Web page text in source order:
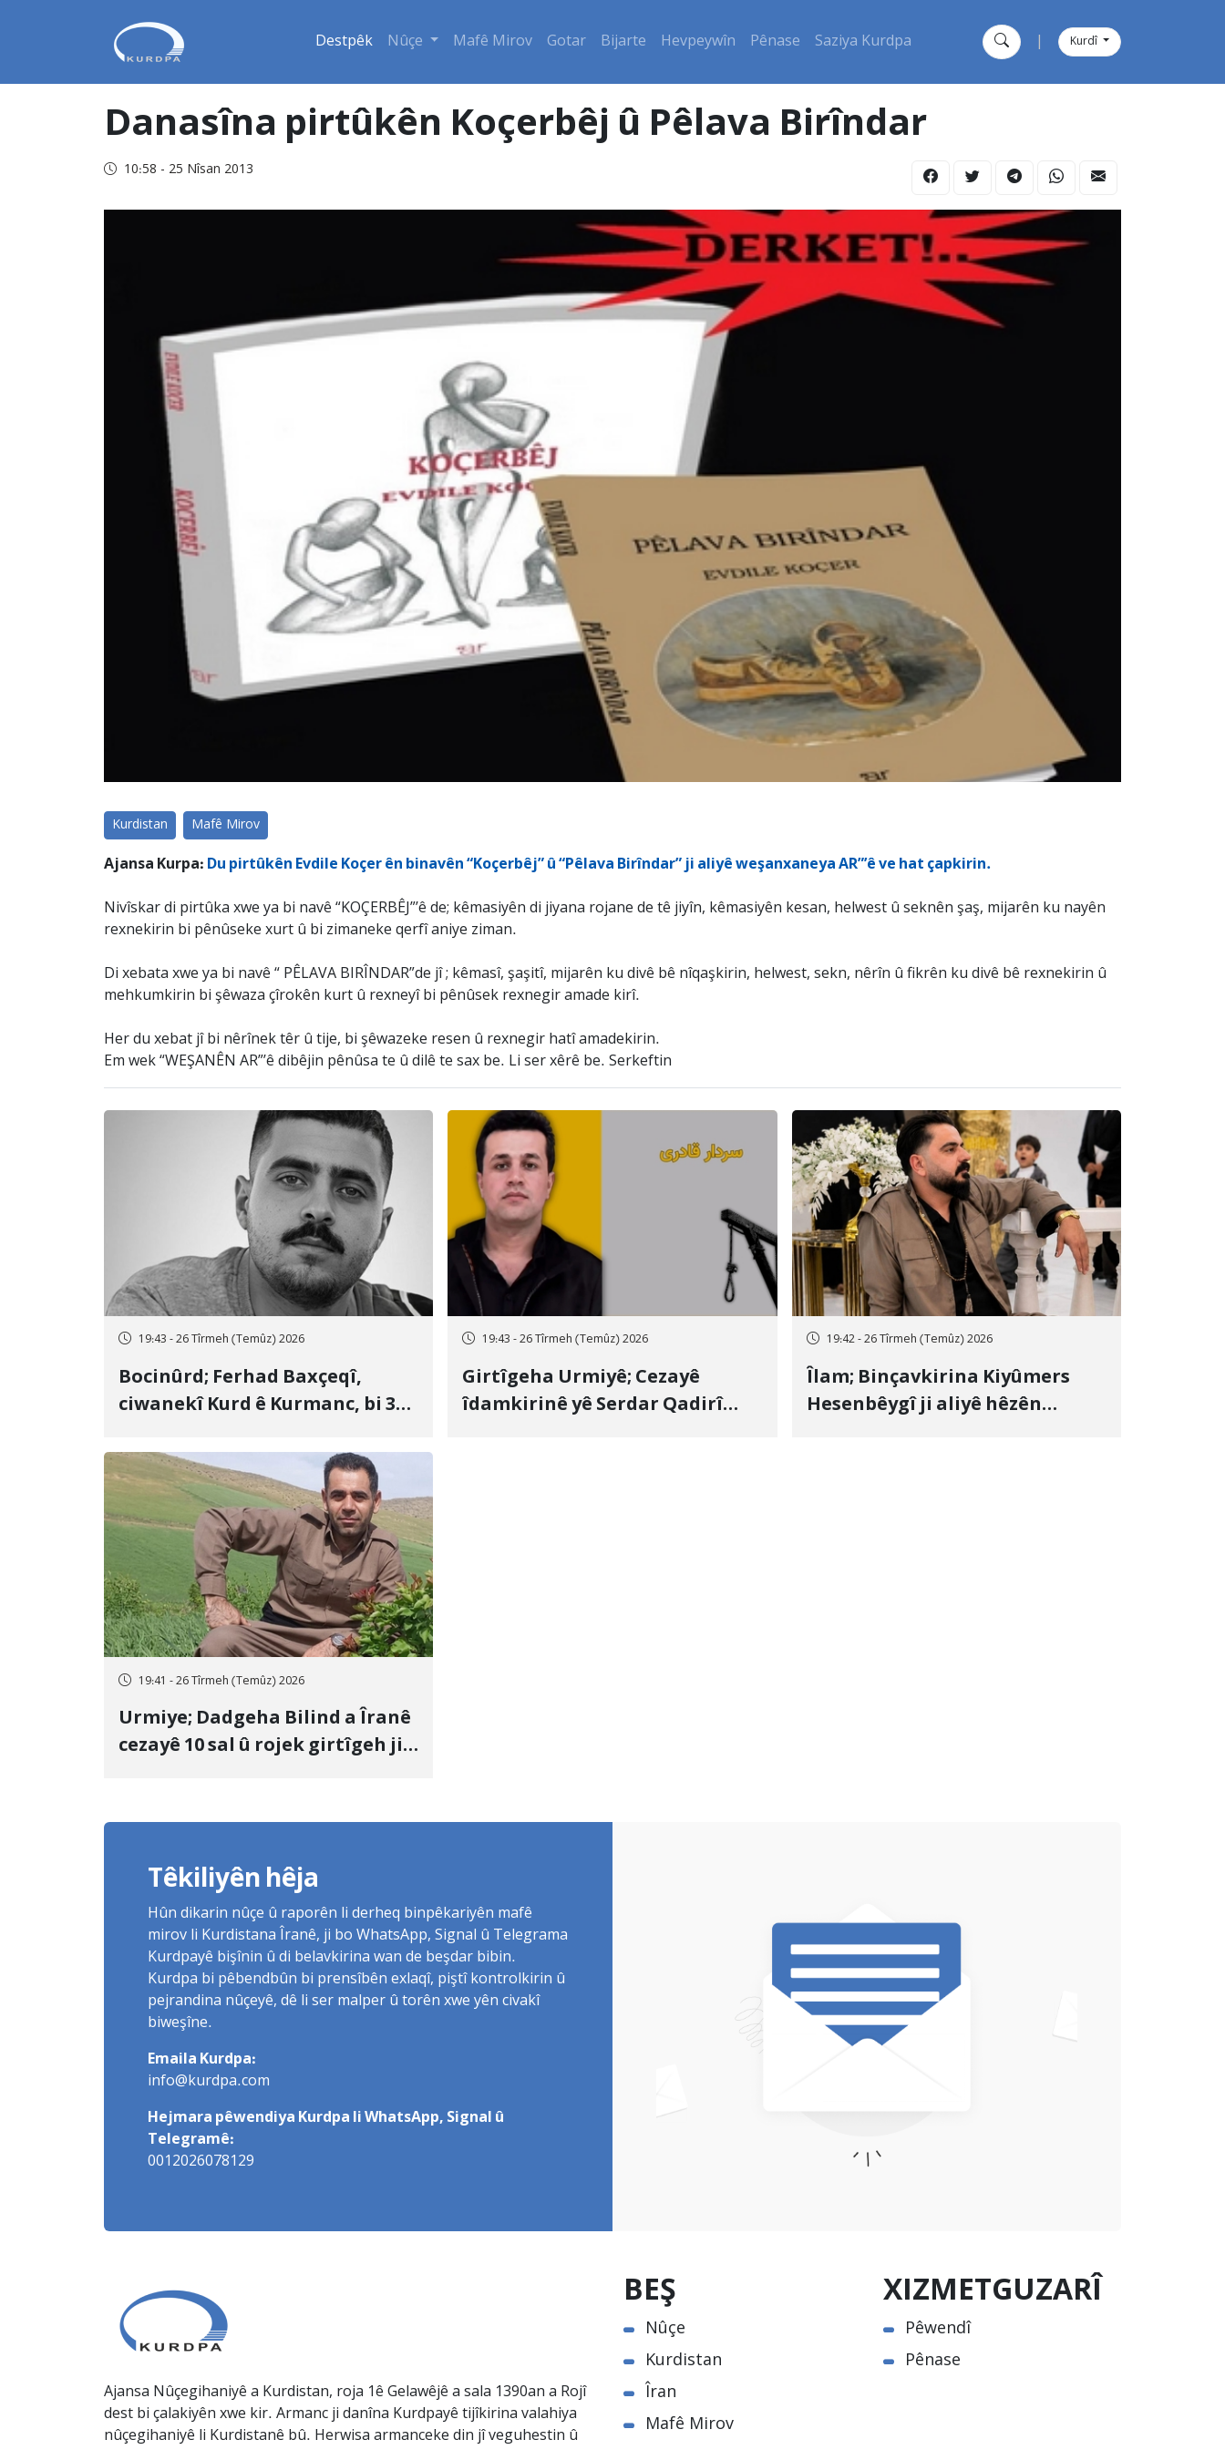
Destpêk Nûçe Mafê Mirov Gotar Bijarte Hevpeywîn Pênase Saziya Kurdpa Kurdî
Danasîna pirtûkên Koçerbêj û Pêlava Birîndar
10:58 - 25 Nîsan 2013
Kurdistan Mafê Mirov
Ajansa Kurpa: Du pirtûkên Evdile Koçer ên binavên “Koçerbêj” û “Pêlava Birîndar” ji aliyê weşanxaneya AR”’ê ve hat çapkirin.
Nivîskar di pirtûka xwe ya bi navê “KOÇERBÊJ”’ê de; kêmasiyên di jiyana rojane de tê jiyîn, kêmasiyên kesan, helwest û seknên şaş, mijarên ku nayên
rexnekirin bi pênûseke xurt û bi zimaneke qerfî aniye ziman.
Di xebata xwe ya bi navê “ PÊLAVA BIRÎNDAR”de jî ; kêmasî, şaşitî, mijarên ku divê bê nîqaşkirin, helwest, sekn, nêrîn û fikrên ku divê bê rexnekirin û
mehkumkirin bi şêwaza çîrokên kurt û rexneyî bi pênûsek rexnegir amade kirî.
Her du xebat jî bi nêrînek têr û tije, bi şêwazeke resen û rexnegir hatî amadekirin.
Em wek “WEŞANÊN AR”’ê dibêjin pênûsa te û dilê te sax be. Li ser xêrê be. Serkeftin
19:43 - 26 Tîrmeh (Temûz) 2026
Bocinûrd; Ferhad Baxçeqî,
ciwanekî Kurd ê Kurmanc, bi 3
cezakirin
19:43 - 26 Tîrmeh (Temûz) 2026
Girtîgeha Urmiyê; Cezayê
îdamkirinê yê Serdar Qadirî
19:42 - 26 Tîrmeh (Temûz) 2026
Îlam; Binçavkirina Kiyûmers
Hesenbêygî ji aliyê hêzên
19:41 - 26 Tîrmeh (Temûz) 2026
Urmiye; Dadgeha Bilind a Îranê
cezayê 10 sal û rojek girtîgeh ji
Têkiliyên hêja
Hûn dikarin nûçe û raporên li derheq binpêkariyên mafê
mirov li Kurdistana Îranê, ji bo WhatsApp, Signal û Telegrama
Kurdpayê bişînin û di belavkirina wan de beşdar bibin.
Kurdpa bi pêbendbûn bi prensîbên exlaqî, piştî kontrolkirin û
pejrandina nûçeyê, dê li ser malper û torên xwe yên civakî
biweşîne.
Emaila Kurdpa:
info@kurdpa.com
Hejmara pêwendiya Kurdpa li WhatsApp, Signal û
Telegramê:
0012026078129
Ajansa Nûçegihaniyê a Kurdistan, roja 1ê Gelawêjê a sala 1390an a Rojî
dest bi çalakiyên xwe kir. Armanc ji danîna Kurdpayê tijîkirina valahiya
nûçegihaniyê li Kurdistanê bû. Herwisa armanceke din jî veguhestin û
BEŞ
Nûçe
Kurdistan
Îran
Mafê Mirov
XIZMETGUZARÎ
Pêwendî
Pênase